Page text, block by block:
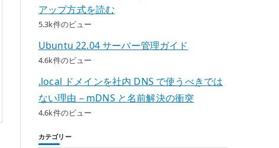
アップ方式を読む
5.3k件のビュー
Ubuntu 22.04 サーバー管理ガイド
4.6k件のビュー
.local ドメインを社内 DNS で使うべきでは
ない理由 – mDNS と名前解決の衝突
4.6k件のビュー
カテゴリー